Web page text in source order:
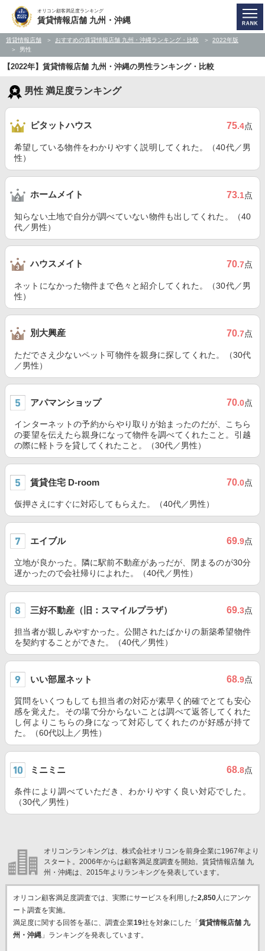
オリコン顧客満足度ランキング
賃貸情報店舗 九州・沖縄
賃貸情報店舗 おすすめの賃貸情報店舗 九州・沖縄ランキング・比較
2022年版
男性
【2022年】賃貸情報店舗 九州・沖縄の男性ランキング・比較
男性 満足度ランキング
ピタットハウス 75.4点
希望している物件をわかりやすく説明してくれた。（40代／男
性）
ホームメイト 73.1点
知らない土地で自分が調べていない物件も出してくれた。（40
代／男性）
ハウスメイト 70.7点
ネットになかった物件まで色々と紹介してくれた。（30代／男
性）
別大興産 70.7点
ただでさえ少ないペット可物件を親身に探してくれた。（30代
／男性）
アパマンショップ 70.0点
インターネットの予約からやり取りが始まったのだが、こちら
の要望を伝えたら親身になって物件を調べてくれたこと。引越
の際に軽トラを貸してくれたこと。（30代／男性）
賃貸住宅 D-room 70.0点
仮押さえにすぐに対応してもらえた。（40代／男性）
エイブル 69.9点
立地が良かった。隣に駅前不動産があっだが、閉まるのが30分
遅かったので会社帰りによれた。（40代／男性）
三好不動産（旧：スマイルプラザ） 69.3点
担当者が親しみやすかった。公開されたばかりの新築希望物件
を契約することができた。（40代／男性）
いい部屋ネット 68.9点
質問をいくつもしても担当者の対応が素早く的確でとても安心
感を覚えた。その場で分からないことは調べて返答してくれた
し何よりこちらの身になって対応してくれたのが好感が持て
た。（60代以上／男性）
ミニミニ 68.8点
条件により調べていただき、わかりやすく良い対応でした。
（30代／男性）
オリコンランキングは、株式会社オリコンを前身企業に1967年より
スタート。2006年からは顧客満足度調査を開始。賃貸情報店舗 九
州・沖縄は、2015年よりランキングを発表しています。
オリコン顧客満足度調査では、実際にサービスを利用した2,850人にアンケ
ート調査を実施。
満足度に関する回答を基に、調査企業19社を対象にした「 賃貸情報店舗 九
州・沖縄」ランキングを発表しています。